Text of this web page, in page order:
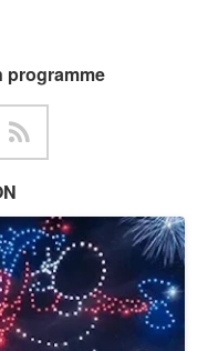
programme